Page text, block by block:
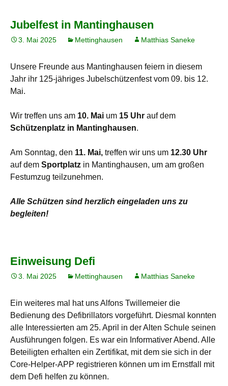
Jubelfest in Mantinghausen
3. Mai 2025 Mettinghausen Matthias Saneke
Unsere Freunde aus Mantinghausen feiern in diesem
Jahr ihr 125-jähriges Jubelschützenfest vom 09. bis 12.
Mai.
Wir treffen uns am 10. Mai um 15 Uhr auf dem
Schützenplatz in Mantinghausen.
Am Sonntag, den 11. Mai, treffen wir uns um 12.30 Uhr
auf dem Sportplatz in Mantinghausen, um am großen
Festumzug teilzunehmen.
Alle Schützen sind herzlich eingeladen uns zu
begleiten!
Einweisung Defi
3. Mai 2025 Mettinghausen Matthias Saneke
Ein weiteres mal hat uns Alfons Twillemeier die
Bedienung des Defibrillators vorgeführt. Diesmal konnten
alle Interessierten am 25. April in der Alten Schule seinen
Ausführungen folgen. Es war ein Informativer Abend. Alle
Beteiligten erhalten ein Zertifikat, mit dem sie sich in der
Core-Helper-APP registrieren können um im Ernstfall mit
dem Defi helfen zu können.